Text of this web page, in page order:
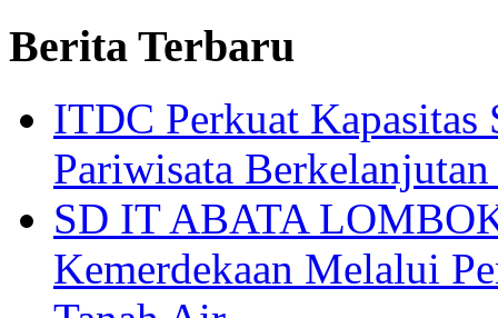
Berita Terbaru
ITDC Perkuat
Pariwisata
SD IT ABATA
Kemerdekaan Melalui